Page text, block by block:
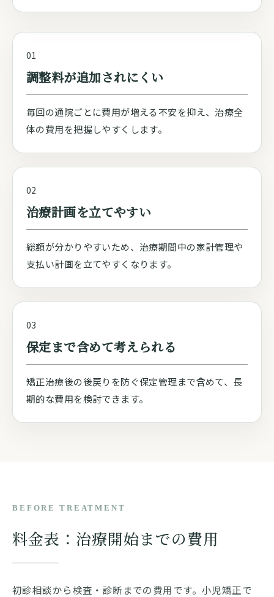
01
調整料が追加されにくい
毎回の通院ごとに費用が増える不安を抑え、治療全
体の費用を把握しやすくします。
02
治療計画を立てやすい
総額が分かりやすいため、治療期間中の家計管理や
支払い計画を立てやすくなります。
03
保定まで含めて考えられる
矯正治療後の後戻りを防ぐ保定管理まで含めて、長
期的な費用を検討できます。
BEFORE TREATMENT
料金表：治療開始までの費用
初診相談から検査・診断までの費用です。小児矯正で